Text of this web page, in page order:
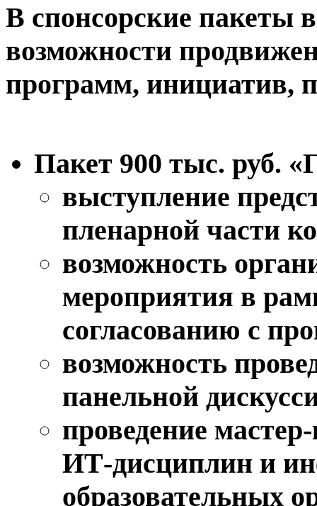
В спонсорские пакеты
возможности
программ, инициатив,
Пакет 900 тыс. руб.
выступление
пленарной части
возможность
мероприятия в
согласованию с
возможность
панельной
проведение
ИТ-дисциплин и
образовательных